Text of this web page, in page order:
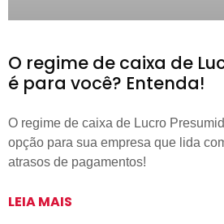
O regime de caixa de
é para você? Entenda!
O regime de caixa de Lucro
opção para sua empresa que lida
atrasos de pagamentos!
LEIA MAIS